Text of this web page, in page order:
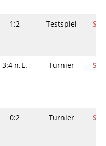
1:2 Testspiel
3:4 n.E. Turnier
0:2 Turnier